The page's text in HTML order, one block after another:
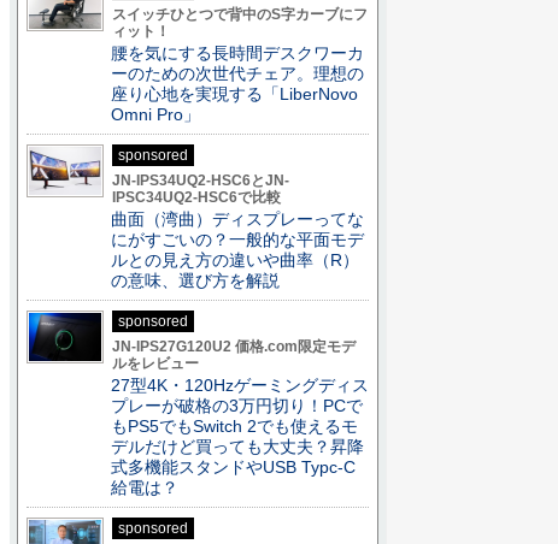
スイッチひとつで背中のS字カーブにフ
ィット！
腰を気にする長時間デスクワーカ
ーのための次世代チェア。理想の
座り心地を実現する「LiberNovo
Omni Pro」
sponsored
JN-IPS34UQ2-HSC6とJN-
IPSC34UQ2-HSC6で比較
曲面（湾曲）ディスプレーってな
にがすごいの？一般的な平面モデ
ルとの見え方の違いや曲率（R）
の意味、選び方を解説
sponsored
JN-IPS27G120U2 価格.com限定モデ
ルをレビュー
27型4K・120Hzゲーミングディス
プレーが破格の3万円切り！PCで
もPS5でもSwitch 2でも使えるモ
デルだけど買っても大丈夫？昇降
式多機能スタンドやUSB Typc-C
給電は？
sponsored